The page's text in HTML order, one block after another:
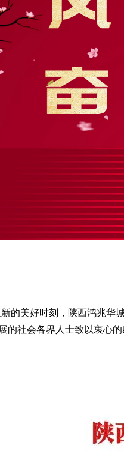
的美好时刻，陕西鸿兆华
的社会各界人士致以衷心